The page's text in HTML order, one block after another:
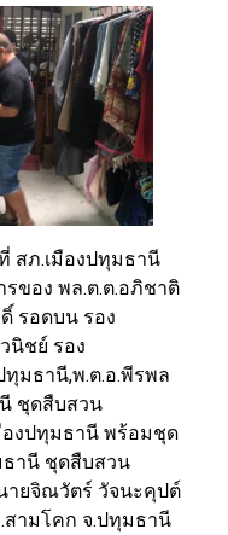
สภ.เมืองปทุมธานี
รของ พล.ต.ต.อภิชาติ
รอดบน รอง
นิชย์ รอง
ทุมธานี,พ.ต.อ.พีรพล
ชุดสืบสวน
องปทุมธานี พร้อมชุด
านี ชุดสืบสวน
ายจิณวัตร์ วัจนะคุปต์
สามโคก จ.ปทุมธานี